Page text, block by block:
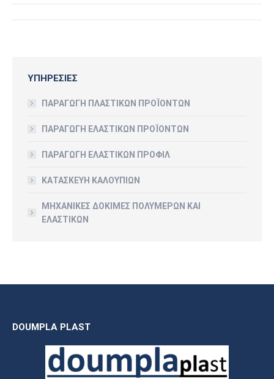
Album
ΥΠΗΡΕΣΙΕΣ
ΠΑΡΑΓΩΓΗ ΠΛΑΣΤΙΚΩΝ ΠΡΟΪΟΝΤΩΝ
ΠΑΡΑΓΩΓΗ ΕΛΑΣΤΙΚΩΝ ΠΡΟΪΟΝΤΩΝ
ΠΑΡΑΓΩΓΗ ΕΛΑΣΤΙΚΩΝ ΠΡΟΦΙΛ
ΚΑΤΑΣΚΕΥΗ ΚΑΛΟΥΠΙΩΝ
ΜΗΧΑΝΙΚΕΣ ΔΟΚΙΜΕΣ ΠΟΛΥΜΕΡΩΝ ΚΑΙ
ΕΛΑΣΤΙΚΩΝ
DOUMPLA PLAST